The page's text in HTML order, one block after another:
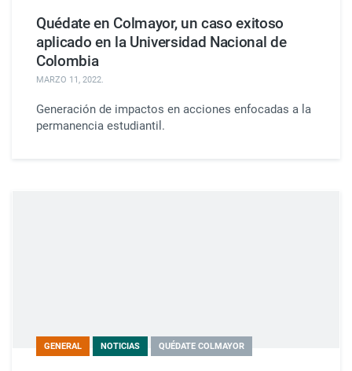
Quédate en Colmayor, un caso exitoso
aplicado en la Universidad Nacional de
Colombia
MARZO 11, 2022.
Generación de impactos en acciones enfocadas a la
permanencia estudiantil.
GENERAL NOTICIAS QUÉDATE COLMAYOR